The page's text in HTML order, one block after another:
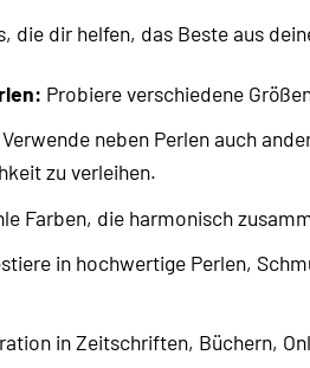
die dir helfen, das Beste aus
Probiere verschiedene
Verwende neben Perlen auch
zu verleihen.
Farben, die harmonisch
in hochwertige Perlen,
in Zeitschriften, Büchern,